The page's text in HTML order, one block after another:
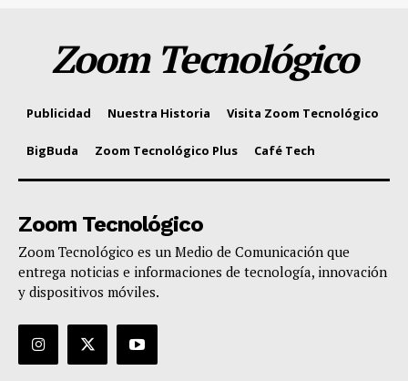
Zoom Tecnológico
Publicidad Nuestra Historia Visita Zoom Tecnológico
BigBuda Zoom Tecnológico Plus Café Tech
Zoom Tecnológico
Zoom Tecnológico es un Medio de Comunicación que
entrega noticias e informaciones de tecnología, innovación
y dispositivos móviles.